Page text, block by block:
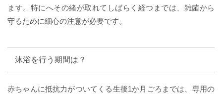
ます。特にへその緒が取れてしばらく経つまでは、雑菌から
守るために細心の注意が必要です。
沐浴を行う期間は？
赤ちゃんに抵抗力がついてくる生後1か月ごろまでは、専用の